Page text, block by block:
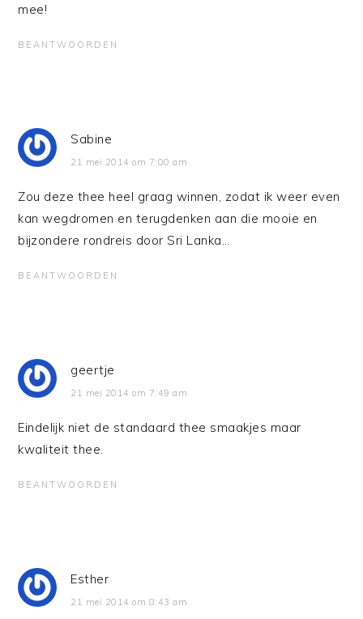
mee!
BEANTWOORDEN
Sabine
21 mei 2014 om 7:00 am
Zou deze thee heel graag winnen, zodat ik weer even
kan wegdromen en terugdenken aan die mooie en
bijzondere rondreis door Sri Lanka…
BEANTWOORDEN
geertje
21 mei 2014 om 7:49 am
Eindelijk niet de standaard thee smaakjes maar
kwaliteit thee.
BEANTWOORDEN
Esther
21 mei 2014 om 8:43 am